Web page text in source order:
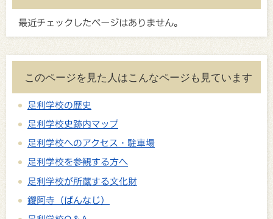
最近チェックしたページはありません。
このページを見た人はこんなページも見ています
足利学校の歴史
足利学校史跡内マップ
足利学校へのアクセス・駐車場
足利学校を参観する方へ
足利学校が所蔵する文化財
鑁阿寺（ばんなじ）